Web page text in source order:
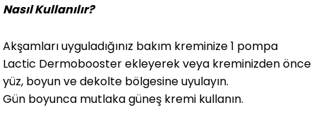
Nasıl Kullanılır?
Akşamları uyguladığınız bakım kreminize 1 pompa
Lactic Dermobooster ekleyerek veya kreminizden önce
yüz, boyun ve dekolte bölgesine uyulayın.
Gün boyunca mutlaka güneş kremi kullanın.